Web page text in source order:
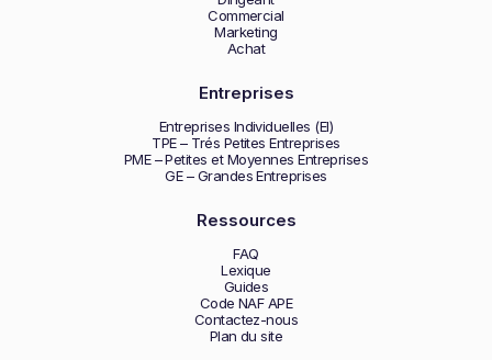
Commercial
Marketing
Achat
Entreprises
Entreprises Individuelles (EI)
TPE – Trés Petites Entreprises
PME – Petites et Moyennes Entreprises
GE – Grandes Entreprises
Ressources
FAQ
Lexique
Guides
Code NAF APE
Contactez-nous
Plan du site